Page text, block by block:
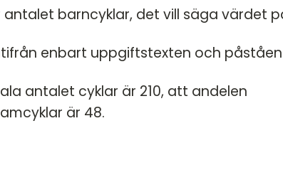
barncyklar, det vill säga värdet
enbart uppgiftstexten och
antalet cyklar är 210, att andelen
är 48.